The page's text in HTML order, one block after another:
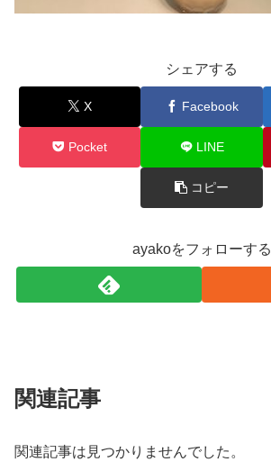
シェアする
X Facebook
Pocket LINE
コピー
ayakoをフォローする
関連記事
関連記事は見つかりませんでした。